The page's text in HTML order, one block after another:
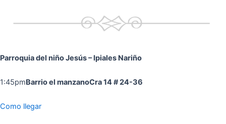
Parroquia del niño Jesús– Ipiales Nariño
1:45pmBarrio el manzanoCra 14 # 24-36
Como llegar